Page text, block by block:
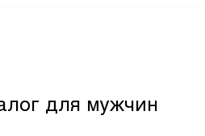
для мужчин